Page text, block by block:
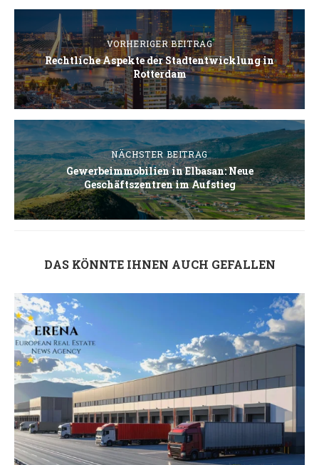
VORHERIGER BEITRAG
Rechtliche Aspekte der Stadtentwicklung in
Rotterdam
NÄCHSTER BEITRAG
Gewerbeimmobilien in Elbasan: Neue
Geschäftszentren im Aufstieg
DAS KÖNNTE IHNEN AUCH GEFALLEN